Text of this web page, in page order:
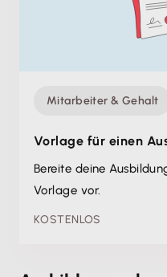
Mitarbeiter & Gehalt
Vorlage für einen
Bereite deine
Vorlage vor.
KOSTENLOS